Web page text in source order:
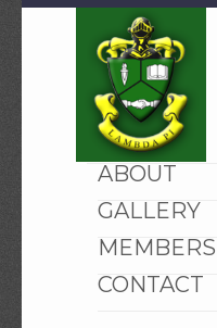
HOME
ABOUT
GALLERY
MEMBERS
CONTACT